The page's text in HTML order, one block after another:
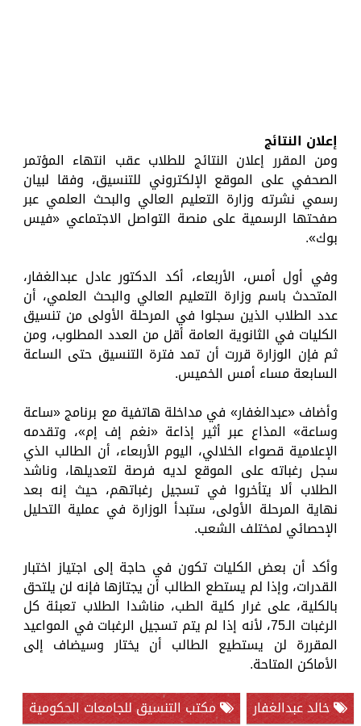
إعلان النتائج
ومن المقرر إعلان النتائج للطلاب عقب انتهاء المؤتمر
الصحفي على الموقع الإلكتروني للتنسيق، وفقا لبيان
رسمي نشرته وزارة التعليم العالي والبحث العلمي عبر
صفحتها الرسمية على منصة التواصل الاجتماعي «فيس
بوك».
وفي أول أمس، الأربعاء، أكد الدكتور عادل عبدالغفار،
المتحدث باسم وزارة التعليم العالي والبحث العلمي، أن
عدد الطلاب الذين سجلوا في المرحلة الأولى من تنسيق
الكليات في الثانوية العامة أقل من العدد المطلوب، ومن
ثم فإن الوزارة قررت أن تمد فترة التنسيق حتى الساعة
السابعة مساء أمس الخميس.
وأضاف «عبدالغفار» في مداخلة هاتفية مع برنامج «ساعة
وساعة» المذاع عبر أثير إذاعة «نغم إف إم»، وتقدمه
الإعلامية قصواء الخلالي، اليوم الأربعاء، أن الطالب الذي
سجل رغباته على الموقع لديه فرصة لتعديلها، وناشد
الطلاب ألا يتأخروا في تسجيل رغباتهم، حيث إنه بعد
نهاية المرحلة الأولى، ستبدأ الوزارة في عملية التحليل
الإحصائي لمختلف الشعب.
وأكد أن بعض الكليات تكون في حاجة إلى اجتياز اختبار
القدرات، وإذا لم يستطع الطالب أن يجتازها فإنه لن يلتحق
بالكلية، على غرار كلية الطب، مناشدا الطلاب تعبئة كل
الرغبات الـ75، لأنه إذا لم يتم تسجيل الرغبات في المواعيد
المقررة لن يستطيع الطالب أن يختار وسيضاف إلى
الأماكن المتاحة.
خالد عبدالغفار
مكتب التنسيق للجامعات الحكومية